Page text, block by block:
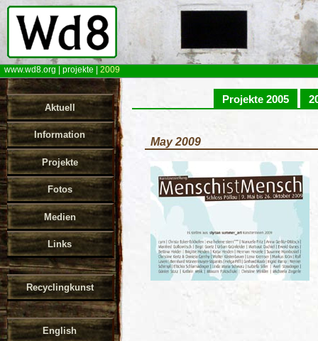
www.wd8.org projekte 2009
Aktuell
Information
Projekte
Fotos
Medien
Links
Recyclingkunst
English
Projekte 2005
May 2009